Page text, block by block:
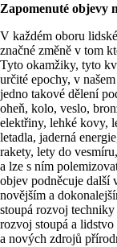
Zapomenuté objevy
V každém oboru
značné změně v tom
Tyto okamžiky, tyto
určité epochy, v
jedno takové dělení
oheň, kolo, veslo,
elektřiny, lehké kovy,
letadla, jaderná
rakety, lety do
a lze s ním
objev podněcuje další
novějším a
stoupá rozvoj
rozvoj stoupá a
a nových zdrojů